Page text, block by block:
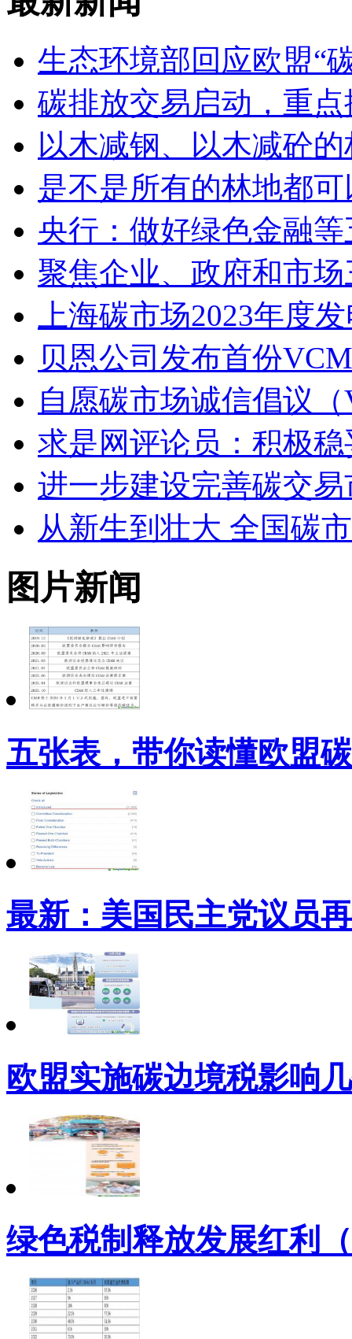
生态环境部回应欧盟“
碳排放交易启动，重
以木减钢、以木减砼
是不是所有的林地都
央行：做好绿色金融
聚焦企业、政府和市
上海碳市场2023年度
贝恩公司发布首份
自愿碳市场诚信倡议
求是网评论员：积极
进一步建设完善碳交易
从新生到壮大 全国碳
图片新闻
五张表，带你读懂欧盟
最新：美国民主党议员
欧盟实施碳边境税影响
绿色税制释放发展红利